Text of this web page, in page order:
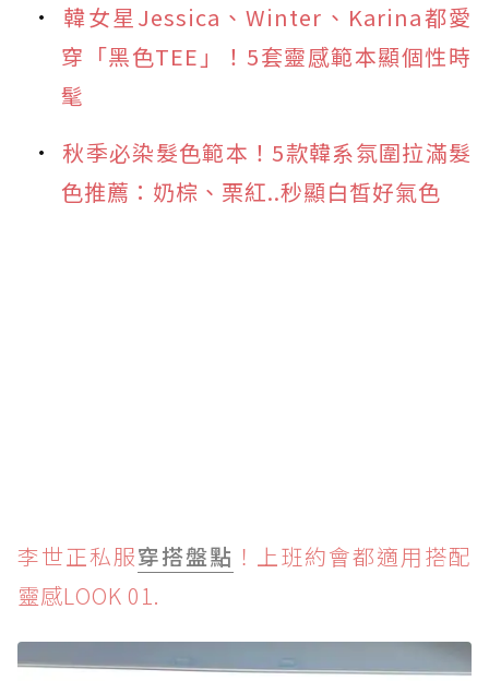
韓女星Jessica、Winter、Karina都愛
穿「黑色TEE」！5套靈感範本顯個性時
髦
秋季必染髮色範本！5款韓系氛圍拉滿髮
色推薦：奶棕、栗紅..秒顯白皙好氣色
李世正私服穿搭盤點 ！上班約會都適用搭配
靈感LOOK 01.